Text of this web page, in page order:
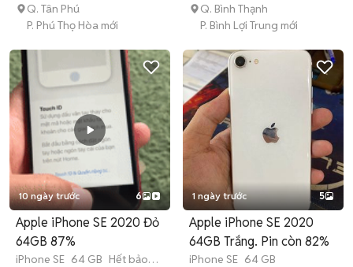
Q. Tân Phú
P. Phú Thọ Hòa mới
Q. Bình Thạnh
P. Bình Lợi Trung mới
10 ngày trước 6
Apple iPhone SE 2020 Đỏ
64GB 87%
iPhone SE 64 GB Hết bảo
1 ngày trước 5
Apple iPhone SE 2020
64GB Trắng. Pin còn 82%
iPhone SE 64 GB